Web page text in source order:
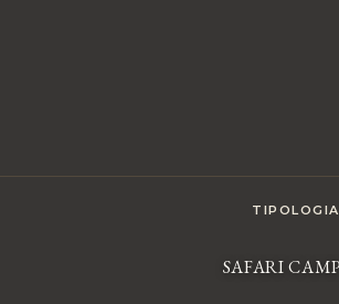
TIPOLOGIA
SAFARI CAMP